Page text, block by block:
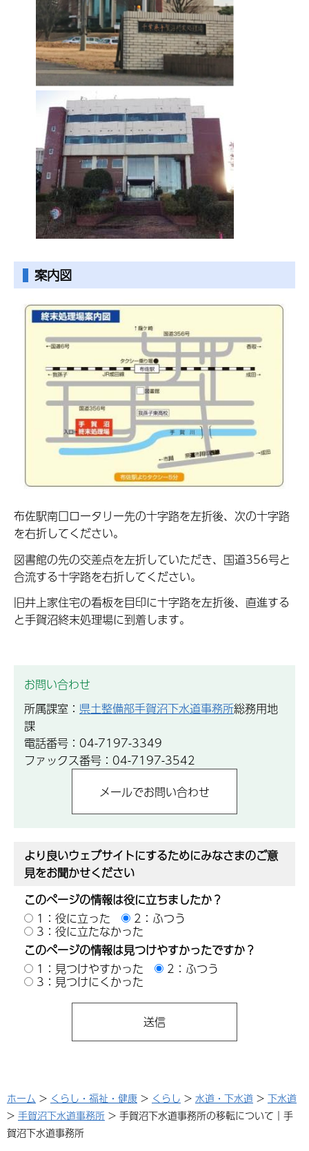
案内図
布佐駅南口ロータリー先の十字路を左折後、次の十字路
を右折してください。
図書館の先の交差点を左折していただき、国道356号と
合流する十字路を右折してください。
旧井上家住宅の看板を目印に十字路を左折後、直進する
と手賀沼終末処理場に到着します。
お問い合わせ
所属課室： 県土整備部手賀沼下水道事務所総務用地
課
電話番号：04-7197-3349
ファックス番号：04-7197-3542
より良いウェブサイトにするためにみなさまのご意
見をお聞かせください
このページの情報は役に立ちましたか？
1：役に立った
2：ふつう
3：役に立たなかった
このページの情報は見つけやすかったですか？
1：見つけやすかった
2：ふつう
3：見つけにくかった
ホーム > くらし・福祉・健康 > くらし > 水道・下水道 > 下水道
> 手賀沼下水道事務所 > 手賀沼下水道事務所の移転について｜手
賀沼下水道事務所